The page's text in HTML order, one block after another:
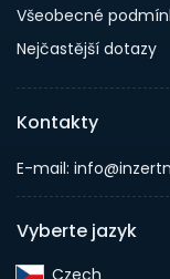
Všeobecné
Nejčastější dotazy
Kontakty
E-mail:
Vyberte jazyk
Czech‎